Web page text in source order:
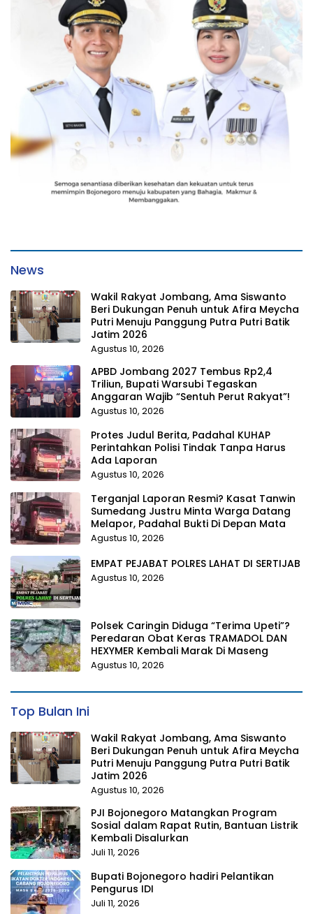
News
Wakil Rakyat Jombang, Ama Siswanto
Beri Dukungan Penuh untuk Afira Meycha
Putri Menuju Panggung Putra Putri Batik
Jatim 2026
Agustus 10, 2026
APBD Jombang 2027 Tembus Rp2,4
Triliun, Bupati Warsubi Tegaskan
Anggaran Wajib “Sentuh Perut Rakyat”!
Agustus 10, 2026
Protes Judul Berita, Padahal KUHAP
Perintahkan Polisi Tindak Tanpa Harus
Ada Laporan
Agustus 10, 2026
Terganjal Laporan Resmi? Kasat Tanwin
Sumedang Justru Minta Warga Datang
Melapor, Padahal Bukti Di Depan Mata
Agustus 10, 2026
EMPAT PEJABAT POLRES LAHAT DI SERTIJAB
Agustus 10, 2026
Polsek Caringin Diduga “Terima Upeti”?
Peredaran Obat Keras TRAMADOL DAN
HEXYMER Kembali Marak Di Maseng
Agustus 10, 2026
Top Bulan Ini
Wakil Rakyat Jombang, Ama Siswanto
Beri Dukungan Penuh untuk Afira Meycha
Putri Menuju Panggung Putra Putri Batik
Jatim 2026
Agustus 10, 2026
PJI Bojonegoro Matangkan Program
Sosial dalam Rapat Rutin, Bantuan Listrik
Kembali Disalurkan
Juli 11, 2026
Bupati Bojonegoro hadiri Pelantikan
Pengurus IDI
Juli 11, 2026